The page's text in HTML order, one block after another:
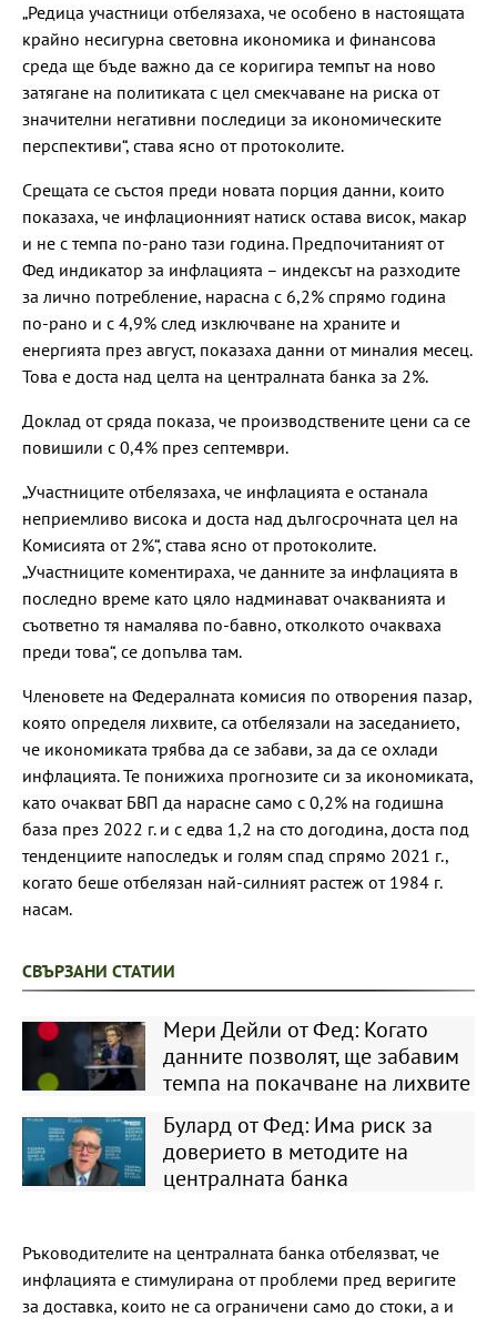
„Редица участници отбелязаха, че особено в настоящата
крайно несигурна световна икономика и финансова
среда ще бъде важно да се коригира темпът на ново
затягане на политиката с цел смекчаване на риска от
значителни негативни последици за икономическите
перспективи“, става ясно от протоколите.
Срещата се състоя преди новата порция данни, които
показаха, че инфлационният натиск остава висок, макар
и не с темпа по-рано тази година. Предпочитаният от
Фед индикатор за инфлацията – индексът на разходите
за лично потребление, нарасна с 6,2% спрямо година
по-рано и с 4,9% след изключване на храните и
енергията през август, показаха данни от миналия месец.
Това е доста над целта на централната банка за 2%.
Доклад от сряда показа, че производствените цени са се
повишили с 0,4% през септември.
„Участниците отбелязаха, че инфлацията е останала
неприемливо висока и доста над дългосрочната цел на
Комисията от 2%“, става ясно от протоколите.
„Участниците коментираха, че данните за инфлацията в
последно време като цяло надминават очакванията и
съответно тя намалява по-бавно, отколкото очакваха
преди това“, се допълва там.
Членовете на Федералната комисия по отворения пазар,
която определя лихвите, са отбелязали на заседанието,
че икономиката трябва да се забави, за да се охлади
инфлацията. Те понижиха прогнозите си за икономиката,
като очакват БВП да нарасне само с 0,2% на годишна
база през 2022 г. и с едва 1,2 на сто догодина, доста под
тенденциите напоследък и голям спад спрямо 2021 г.,
когато беше отбелязан най-силният растеж от 1984 г.
насам.
СВЪРЗАНИ СТАТИИ
Мери Дейли от Фед: Когато
данните позволят, ще забавим
темпа на покачване на лихвите
Булард от Фед: Има риск за
доверието в методите на
централната банка
Ръководителите на централната банка отбелязват, че
инфлацията е стимулирана от проблеми пред веригите
за доставка, които не са ограничени само до стоки, а и